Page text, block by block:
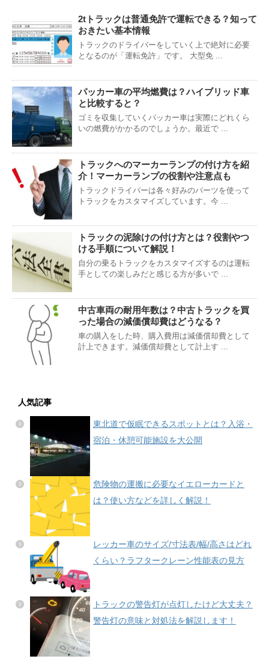
2tトラックは普通免許で運転できる？知って
おきたい基本情報
トラックのドライバーをしていく上で絶対に必要
となるのが「運転免許」です。 大型免 ...
パッカー車の平均燃費は？ハイブリッド車
と比較すると？
ゴミを収集していくパッカー車は実際にどれくら
いの燃費がかかるのでしょうか。最近で ...
トラックへのマーカーランプの付け方を紹
介！マーカーランプの役割や注意点も
トラックドライバーは各々好みのパーツを使って
トラックをカスタマイズしています。今 ...
トラックの泥除けの付け方とは？役割やつ
ける手順について解説！
自分の乗るトラックをカスタマイズするのは運転
手としての楽しみだと感じる方が多いで ...
中古車両の耐用年数は？中古トラックを買
った場合の減価償却費はどうなる？
車の購入をした時、購入費用は減価償却費として
計上できます。減価償却費として計上す ...
人気記事
東北道で仮眠できるスポットとは？入浴・
宿泊・休憩可能施設を大公開
危険物の運搬に必要なイエローカードと
は？使い方などを詳しく解説！
レッカー車のサイズ/寸法表/幅/高さはどれ
くらい？ラフタークレーン性能表の見方
トラックの警告灯が点灯したけど大丈夫？
警告灯の意味と対処法を解説します！